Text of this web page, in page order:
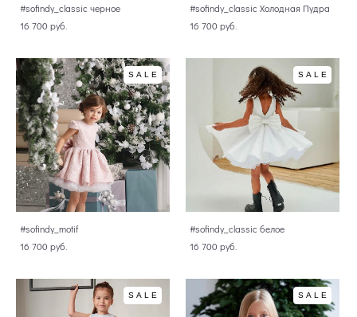
#sofindy_classic черное
16 700 pуб.
#sofindy_classic Холодная Пудра
16 700 pуб.
SALE
#sofindy_motif
16 700 pуб.
SALE
#sofindy_classic белое
16 700 pуб.
SALE SALE